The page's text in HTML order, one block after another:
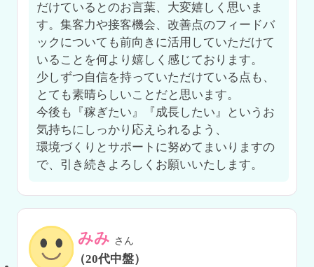
だけているとのお言葉、大変嬉しく思いま
す。集客力や接客機会、改善点のフィードバ
ックについても前向きに活用していただけて
いることを何より嬉しく感じております。
少しずつ自信を持っていただけている点も、
とても素晴らしいことだと思います。
今後も『稼ぎたい』『成長したい』というお
気持ちにしっかり応えられるよう、
環境づくりとサポートに努めてまいりますの
で、引き続きよろしくお願いいたします。
みみ さん
（20代中盤）